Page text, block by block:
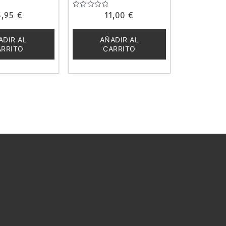
€
AL
11,00€
AÑADIR AL
CARRITO